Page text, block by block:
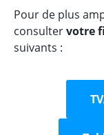
Pour de plus
consultervotre
suivants :